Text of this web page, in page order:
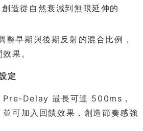
造從自然衰減到無限延伸的
早期與後期反射的混合比例，
果。
定
Pre-Delay 最長可達 500ms，
可加入回饋效果，創造節奏感強